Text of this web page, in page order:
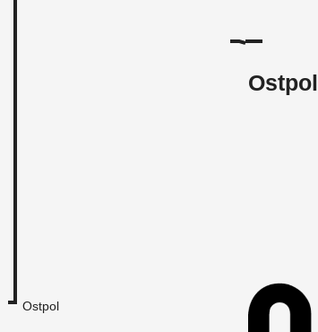
Ostpol
Ostpol